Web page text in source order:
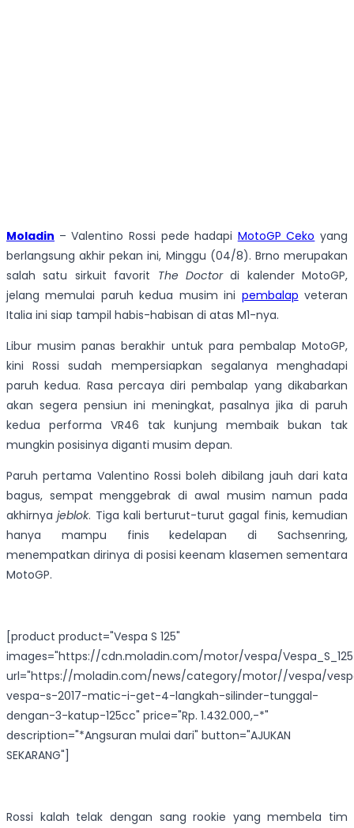
Moladin – Valentino Rossi pede hadapi MotoGP Ceko yang
berlangsung akhir pekan ini, Minggu (04/8). Brno merupakan
salah satu sirkuit favorit The Doctordi kalender MotoGP,
jelang memulai paruh kedua musim ini pembalap veteran
Italia ini siap tampil habis-habisan di atas M1-nya.
Libur musim panas berakhir untuk para pembalap MotoGP,
kini Rossi sudah mempersiapkan segalanya menghadapi
paruh kedua. Rasa percaya diri pembalap yang dikabarkan
akan segera pensiun ini meningkat, pasalnya jika di paruh
kedua performa VR46 tak kunjung membaik bukan tak
mungkin posisinya diganti musim depan.
Paruh pertama Valentino Rossi boleh dibilang jauh dari kata
bagus, sempat menggebrak di awal musim namun pada
akhirnyajeblok. Tiga kali berturut-turut gagal finis, kemudian
hanya mampu finis kedelapan di Sachsenring,
menempatkan dirinya di posisi keenam klasemen sementara
MotoGP.
[product product="Vespa S 125"
images="https://cdn.moladin.com/motor/vespa/
url="https://moladin.com/news/category/motor//vespa/
vespa-s-2017-matic-i-get-4-langkah-silinder-tunggal-
dengan-3-katup-125cc" price="Rp. 1.432.000,-*"
description="*Angsuran mulai dari" button="AJUKAN
SEKARANG"]
Rossi kalah telak dengan sang rookie yang membela tim